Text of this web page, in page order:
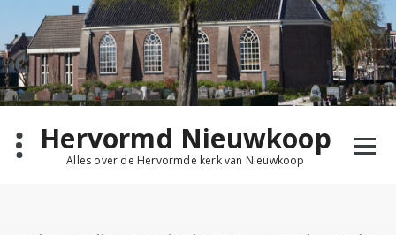
de
inhoud
Hervormd Nieuwkoop
Alles over de Hervormde kerk van Nieuwkoop